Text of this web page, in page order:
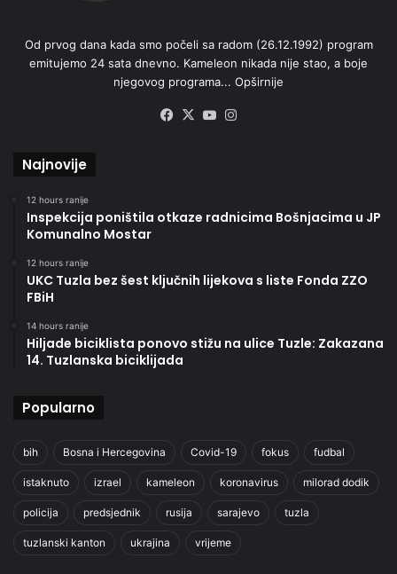
Od prvog dana kada smo počeli sa radom (26.12.1992) program
emitujemo 24 sata dnevno. Kameleon nikada nije stao, a boje
njegovog programa... Opširnije
Facebook
X YouTube
Najnovije
12 hours ranije
Inspekcija poništila otkaze radnicima Bošnjacima u JP
Komunalno Mostar
12 hours ranije
UKC Tuzla bez šest ključnih lijekova s liste Fonda ZZO
FBiH
14 hours ranije
Hiljade biciklista ponovo stižu na ulice Tuzle: Zakazana
14. Tuzlanska biciklijada
Popularno
bih Bosna i Hercegovina Covid-19 fokus fudbal
istaknuto izrael kameleon koronavirus milorad dodik
policija predsjednik rusija sarajevo tuzla
tuzlanski kanton ukrajina vrijeme